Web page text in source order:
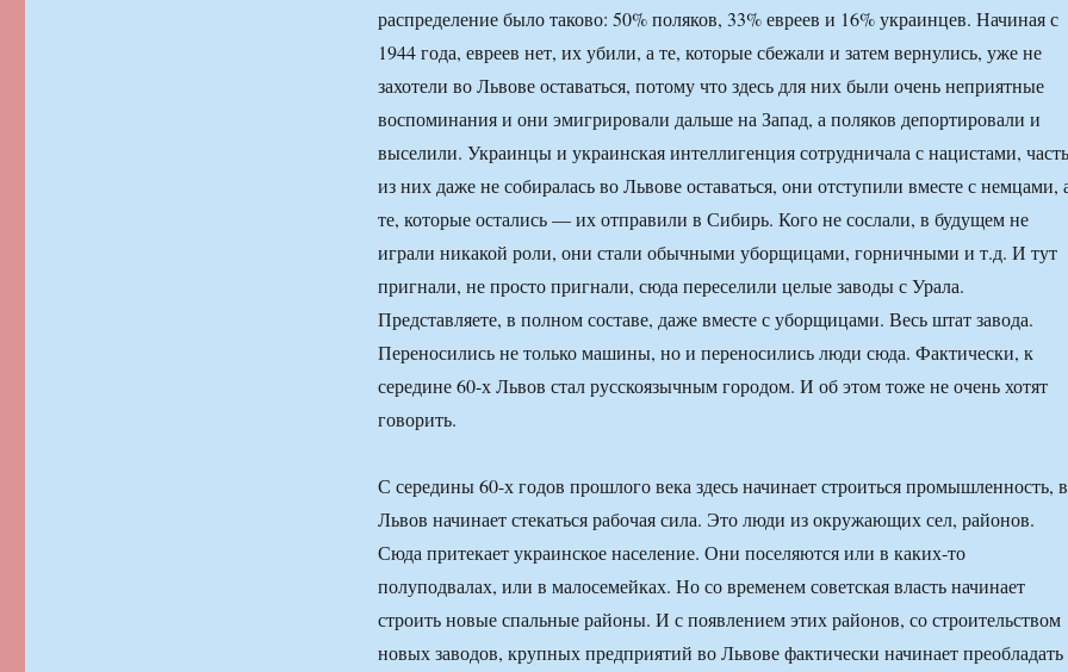
распределение было таково: 50% поляков, 33% евреев и 16% украинцев. Начиная с
1944 года, евреев нет, их убили, а те, которые сбежали и затем вернулись, уже не
захотели во Львове оставаться, потому что здесь для них были очень неприятные
воспоминания и они эмигрировали дальше на Запад, а поляков депортировали и
выселили. Украинцы и украинская интеллигенция сотрудничала с нацистами, часть
из них даже не собиралась во Львове оставаться, они отступили вместе с немцами,
те, которые остались — их отправили в Сибирь. Кого не сослали, в будущем не
играли никакой роли, они стали обычными уборщицами, горничными и т.д. И тут
пригнали, не просто пригнали, сюда переселили целые заводы с Урала.
Представляете, в полном составе, даже вместе с уборщицами. Весь штат завода.
Переносились не только машины, но и переносились люди сюда. Фактически, к
середине 60-х Львов стал русскоязычным городом. И об этом тоже не очень хотят
говорить.
С середины 60-х годов прошлого века здесь начинает строиться промышленность,
Львов начинает стекаться рабочая сила. Это люди из окружающих сел, районов.
Сюда притекает украинское население. Они поселяются или в каких-то
полуподвалах, или в малосемейках. Но со временем советская власть начинает
строить новые спальные районы. И с появлением этих районов, со строительством
новых заводов, крупных предприятий во Львове фактически начинает преобладать